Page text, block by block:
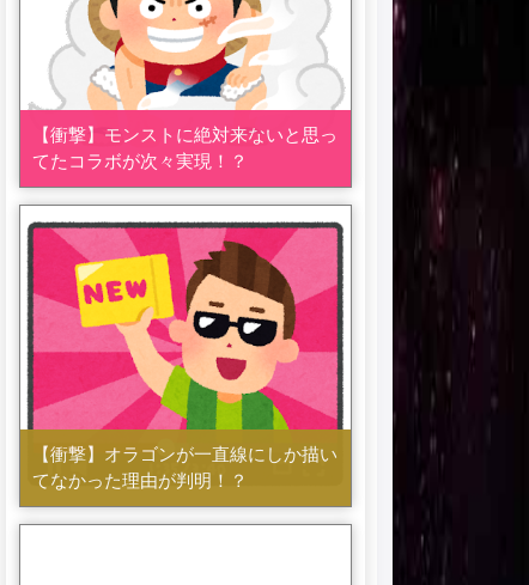
【衝撃】モンストに絶対来ないと思っ
てたコラボが次々実現！？
【衝撃】オラゴンが一直線にしか描い
てなかった理由が判明！？